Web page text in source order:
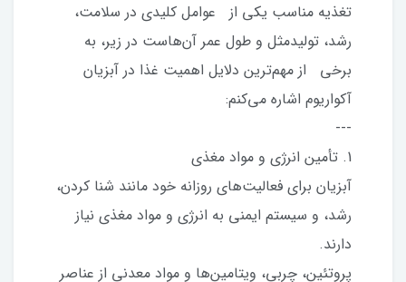
تغذیه مناسب یکی از عوامل کلیدی در سلامت،
رشد، تولیدمثل و طول عمر آن‌هاست در زیر، به
برخی از مهم‌ترین دلایل اهمیت غذا در آبزیان
آکواریوم اشاره می‌کنم:
---
1. تأمین انرژی و مواد مغذی
آبزیان برای فعالیت‌های روزانه خود مانند شنا کردن،
رشد، و سیستم ایمنی به انرژی و مواد مغذی نیاز
دارند.
پروتئین، چربی، ویتامین‌ها و مواد معدنی از عناصر